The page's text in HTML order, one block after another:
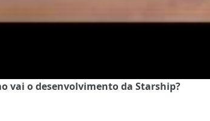
vai o desenvolvimento da Starship?